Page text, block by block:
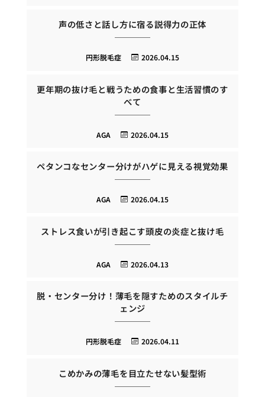
声の低さと話し方に宿る説得力の正体
2026.04.15
円形脱毛症
更年期の抜け毛と戦うための食事と生活習慣のす
べて
2026.04.15
AGA
ペタンコなセンター分けがハゲに見える視覚効果
2026.04.15
AGA
ストレス食いが引き起こす頭皮の炎症と抜け毛
2026.04.13
AGA
脱・センター分け！薄毛を隠すためのスタイルチ
ェンジ
2026.04.11
円形脱毛症
こめかみの薄毛を目立たせない髪型術